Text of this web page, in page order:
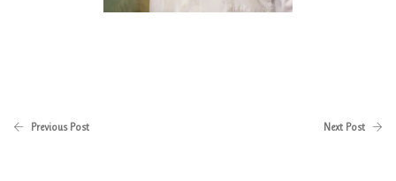
Previous Post Next Post